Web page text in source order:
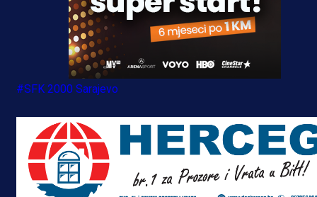
#SFK 2000 Sarajevo